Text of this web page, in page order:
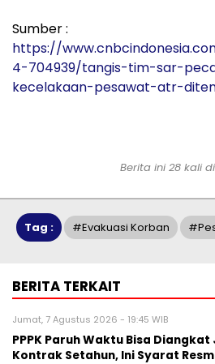
Sumber :
https://
4-704939/tangis-tim-sar-
kecelakaan-pesawat-atr-
Berita ini 28 kali
Tag : #evakuasi Korban
BERITA TERKAIT
Jumat, 7 Agustus 2026 - 19:45 WIB
PPPK Paruh Waktu Bisa
Kontrak Setahun, Ini Syarat